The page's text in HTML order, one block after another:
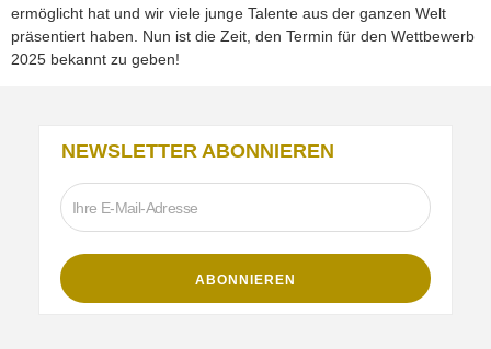
ermöglicht hat und wir viele junge Talente aus der ganzen Welt
präsentiert haben. Nun ist die Zeit, den Termin für den Wettbewerb
2025 bekannt zu geben!
NEWSLETTER ABONNIEREN